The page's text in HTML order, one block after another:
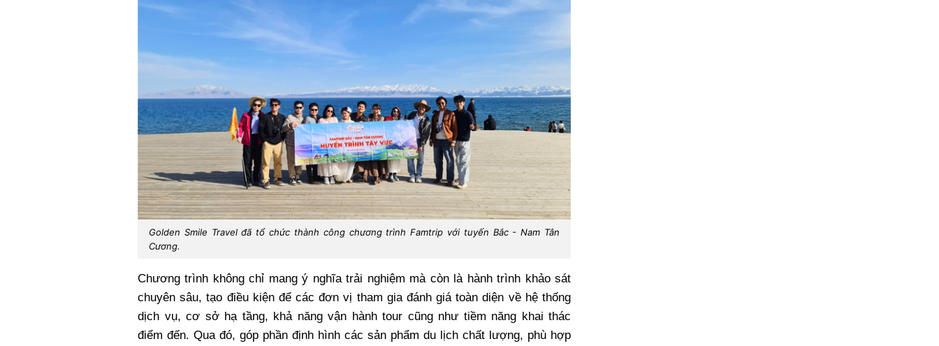
Golden Smile Travel đã tổ chức thành công chương trình Famtrip với tuyến Bắc - Nam Tân
Cương.
Chương trình không chỉ mang ý nghĩa trải nghiệm mà còn là hành trình khảo sát
chuyên sâu, tạo điều kiện để các đơn vị tham gia đánh giá toàn diện về hệ thống
dịch vụ, cơ sở hạ tầng, khả năng vận hành tour cũng như tiềm năng khai thác
điểm đến. Qua đó, góp phần định hình các sản phẩm du lịch chất lượng, phù hợp